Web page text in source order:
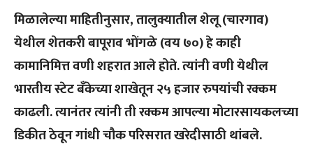
मिळालेल्या माहितीनुसार, तालुक्यातील शेलू (चारगाव)
येथील शेतकरी बापूराव भोंगळे (वय ७०) हे काही
कामानिमित्त वणी शहरात आले होते. त्यांनी वणी येथील
भारतीय स्टेट बँकेच्या शाखेतून २५ हजार रुपयांची रक्कम
काढली. त्यानंतर त्यांनी ती रक्कम आपल्या मोटारसायकलच्या
डिकीत ठेवून गांधी चौक परिसरात खरेदीसाठी थांबले.